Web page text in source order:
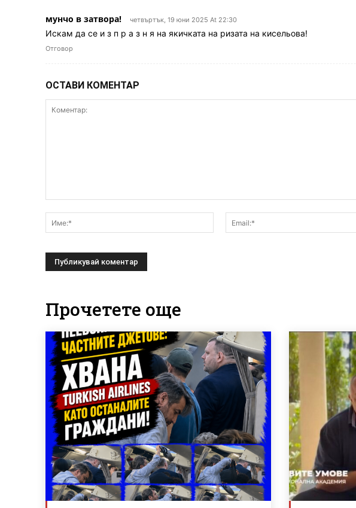
мунчо в затвора! четвъртък, 19 юни 2025 At 22:30
Искам да се и з п р а з н я на якичката на ризата на кисельова!
Отговор
ОСТАВИ КОМЕНТАР
Име:*
Прочетете още